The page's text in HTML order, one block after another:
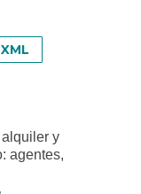
XML
y
agentes,